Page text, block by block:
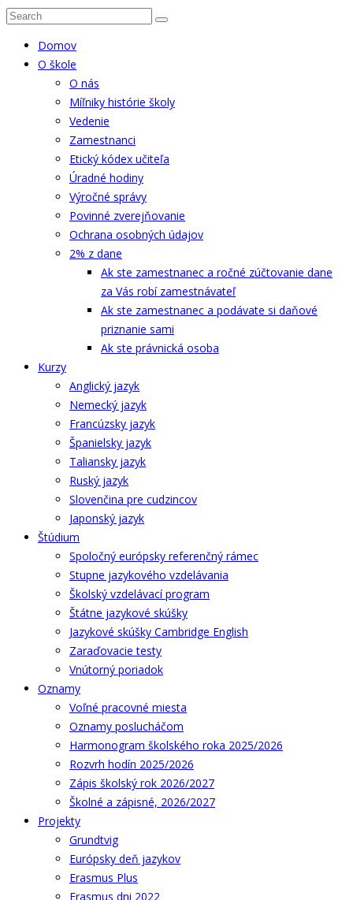
Domov
O škole
O nás
Míľniky histórie školy
Vedenie
Zamestnanci
Etický kódex učiteľa
Úradné hodiny
Výročné správy
Povinné zverejňovanie
Ochrana osobných údajov
2% z dane
Ak ste zamestnanec a ročné zúčtovanie dane
za Vás robí zamestnávateľ
Ak ste zamestnanec a podávate si daňové
priznanie sami
Ak ste právnická osoba
Kurzy
Anglický jazyk
Nemecký jazyk
Francúzsky jazyk
Španielsky jazyk
Taliansky jazyk
Ruský jazyk
Slovenčina pre cudzincov
Japonský jazyk
Štúdium
Spoločný európsky referenčný rámec
Stupne jazykového vzdelávania
Školský vzdelávací program
Štátne jazykové skúšky
Jazykové skúšky Cambridge English
Zaraďovacie testy
Vnútorný poriadok
Oznamy
Voľné pracovné miesta
Oznamy poslucháčom
Harmonogram školského roka 2025/2026
Rozvrh hodín 2025/2026
Zápis školský rok 2026/2027
Školné a zápisné, 2026/2027
Projekty
Grundtvig
Európsky deň jazykov
Erasmus Plus
Erasmus dni 2022